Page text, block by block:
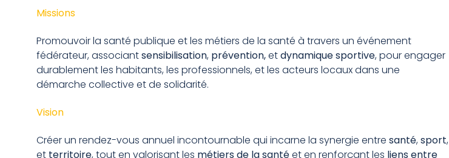
Missions
Promouvoir la santé publique et les métiers de la santé à travers un événement
fédérateur, associantsensibilisation, prévention,etdynamique sportive, pour engager
durablement les habitants, les professionnels, et les acteurs locaux dans une
démarche collective et de solidarité.
Vision
Créer un rendez-vous annuel incontournable qui incarne la synergie entre santé,sport,
et territoire, tout en valorisant les métiers de la santéet en renforçant les liens entre